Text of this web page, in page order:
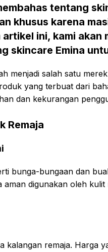
tentang
khusus karena
ini, kami akan
skincare Emina
menjadi salah satu
yang terbuat dari
dan kekurangan
Remaja
bunga-bungaan dan
digunakan oleh
kalangan remaja. Harga